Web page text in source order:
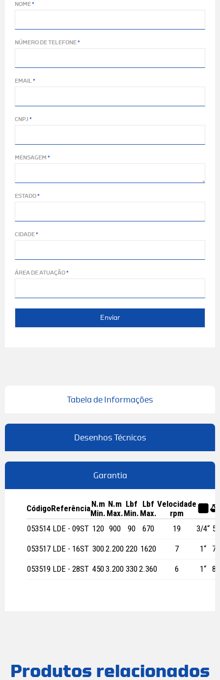
NOME
NÚMERO DE TELEFONE
EMAIL
CNPJ
MENSAGEM
ESTADO
CIDADE
ÁREA DE ATUAÇÃO
Enviar
Tabela de Informações
Desenhos Técnicos
Garantia
CódigoReferênciaN.m
Min.
N.m
Max.
Lbf
Min.
Lbf
Max.
Velocidade
rpm
053514 LDE - 09ST 120 900 90 670 19 3/4“
053517 LDE - 16ST 3002.200 220 1620 7 1“
053519 LDE - 28ST 4503.200 3302.360 6 1“
Produtos relacionados